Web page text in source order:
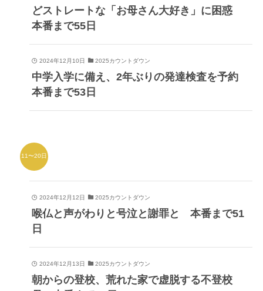
どストレートな「お母さん大好き」に困惑
本番まで55日
2024年12月10日 2025カウントダウン
中学入学に備え、2年ぶりの発達検査を予約
本番まで53日
11〜20日
2024年12月12日 2025カウントダウン
喉仏と声がわりと号泣と謝罪と 本番まで51
日
2024年12月13日 2025カウントダウン
朝からの登校、荒れた家で虚脱する不登校